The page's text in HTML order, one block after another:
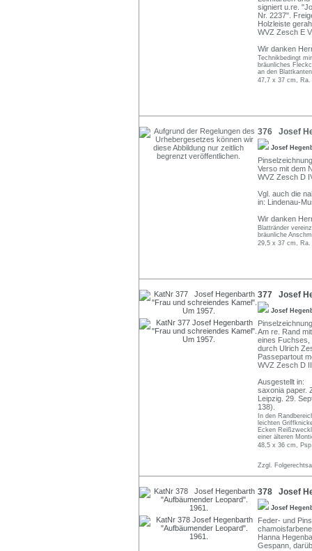
signiert u.re.
Nr. 2237".
Holzleiste
WVZ Zesch E
Wir danken
Technikbedingt
bräunliches
an den
47,7 x 37 cm,
376 Josef
Josef
Verso mit dem
WVZ Zesch D
Vgl. auch die
in: Lindenau-
Wir danken
Blattränder
bräunliche
29,5 x 37 cm,
377 Josef
Josef
Am re. Rand
eines Fuchses,
durch Ulrich
Passepartout
WVZ Zesch D
Ausgestellt in:
saxonia paper.
Leipzig. 29.
138).
In den
leichten
Ecken
einer älteren
48,5 x 36 cm,
Zzgl.
378 Josef
Josef
Feder- und
Hanna
Gespann,